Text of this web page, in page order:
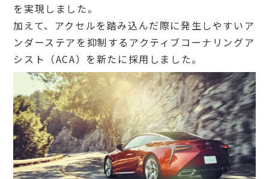
を実現しました。
加えて、アクセルを踏み込んだ際に発生しやすいア
ンダーステアを抑制するアクティブコーナリングア
シスト（ACA）を新たに採用しました。